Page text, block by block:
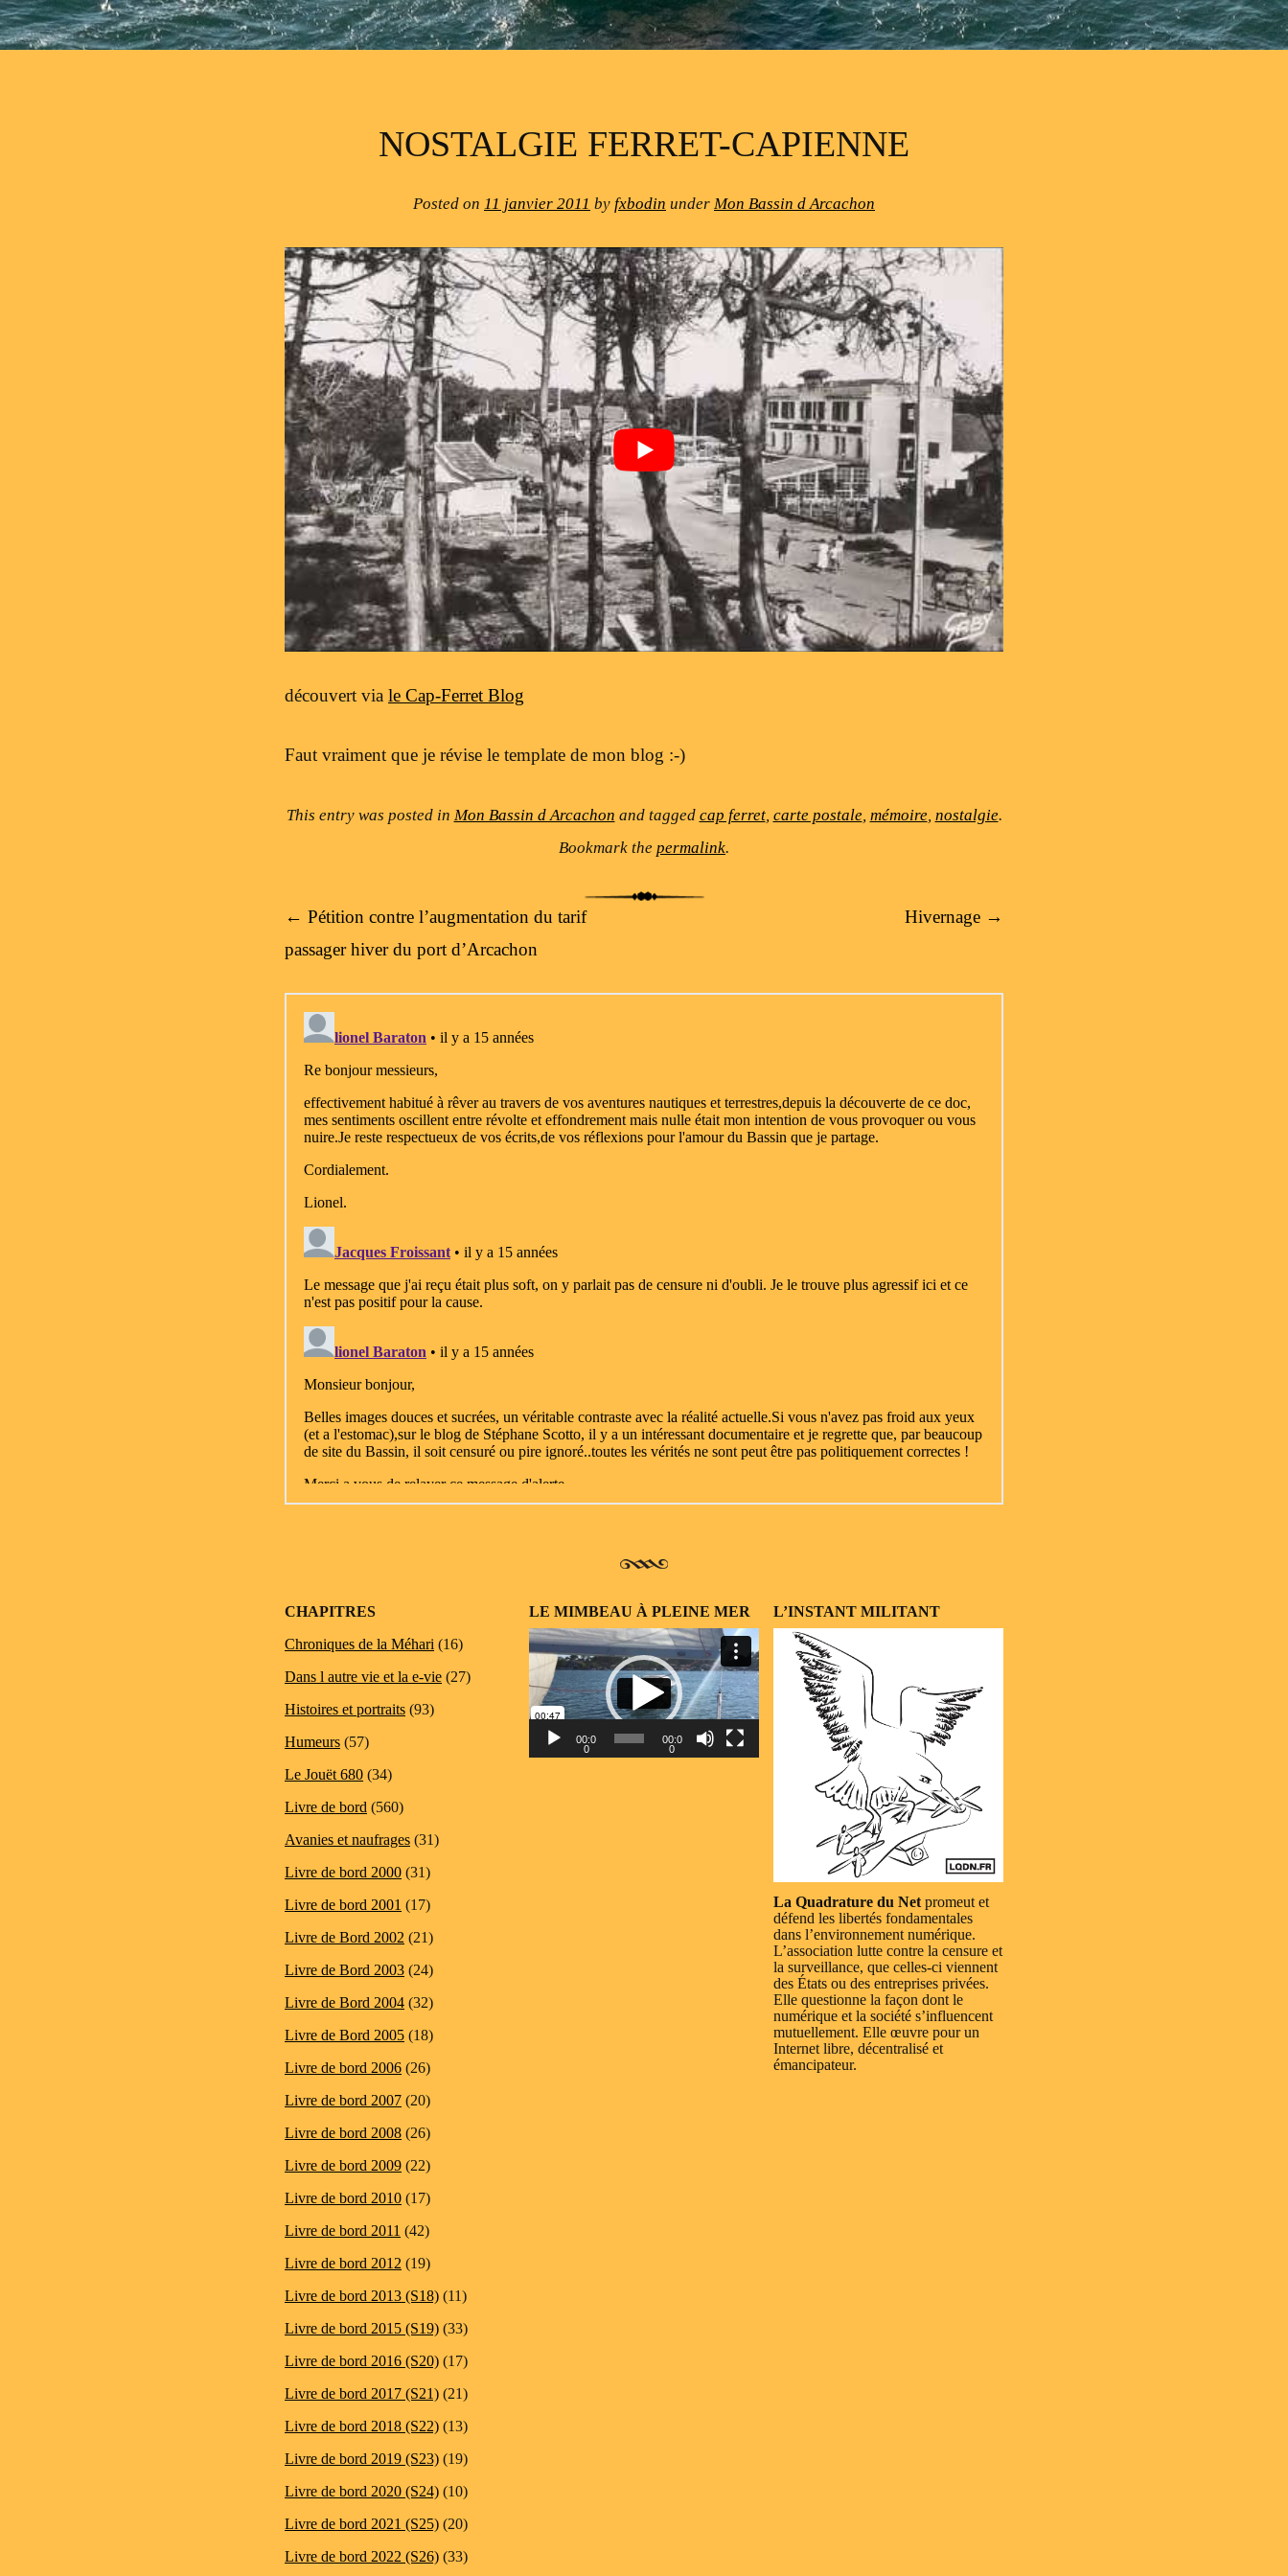
NOSTALGIE FERRET-CAPIENNE
Posted on 11 janvier 2011 by fxbodin under Mon Bassin d Arcachon
découvert via le Cap-Ferret Blog
Faut vraiment que je révise le template de mon blog :-)
This entry was posted in Mon Bassin d Arcachon and tagged cap ferret, carte postale, mémoire, nostalgie.
Bookmark the permalink.
Post navigation
← Pétition contre l’augmentation du tarif
passager hiver du port d’Arcachon
Hivernage →
CHAPITRES
Chroniques de la Méhari (16)
Dans l autre vie et la e-vie (27)
Histoires et portraits (93)
Humeurs (57)
Le Jouët 680 (34)
Livre de bord (560)
Avanies et naufrages (31)
Livre de bord 2000 (31)
Livre de bord 2001 (17)
Livre de Bord 2002 (21)
Livre de Bord 2003 (24)
Livre de Bord 2004 (32)
Livre de Bord 2005 (18)
Livre de bord 2006 (26)
Livre de bord 2007 (20)
Livre de bord 2008 (26)
Livre de bord 2009 (22)
Livre de bord 2010 (17)
Livre de bord 2011 (42)
Livre de bord 2012 (19)
Livre de bord 2013 (S18) (11)
Livre de bord 2015 (S19) (33)
Livre de bord 2016 (S20) (17)
Livre de bord 2017 (S21) (21)
Livre de bord 2018 (S22) (13)
Livre de bord 2019 (S23) (19)
Livre de bord 2020 (S24) (10)
Livre de bord 2021 (S25) (20)
Livre de bord 2022 (S26) (33)
LE MIMBEAU À PLEINE MER
Lecteur
vidéo
00:0
0
00:0
0
L’INSTANT MILITANT
La Quadrature du Netpromeut et
défend les libertés fondamentales
dans l’environnement numérique.
L’association lutte contre la censure et
la surveillance, que celles-ci viennent
des États ou des entreprises privées.
Elle questionne la façon dont le
numérique et la société s’influencent
mutuellement. Elle œuvre pour un
Internet libre, décentralisé et
émancipateur.